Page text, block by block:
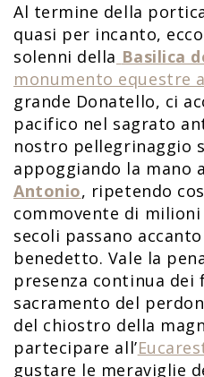
Al termine della
quasi per incanto,
solenni della Basilica
monumento equestre
grande Donatello, ci
pacifico nel sagrato
nostro pellegrinaggio
appoggiando la mano
Antonio, ripetendo
commovente di
secoli passano
benedetto. Vale la
presenza continua
sacramento del
del chiostro della
partecipare all’
gustare le meraviglie